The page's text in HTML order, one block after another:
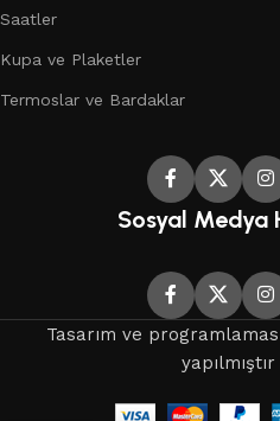
Saatler
Kupa ve Plaketler
Termoslar ve Bardaklar
Sosyal Medya
Tasarım ve